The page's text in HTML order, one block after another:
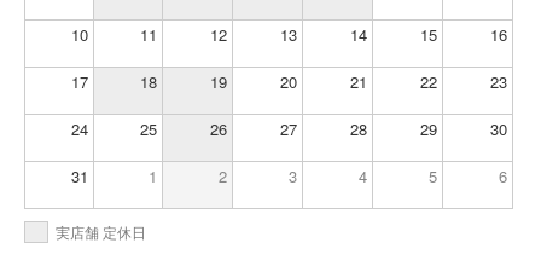
10 11 12 13 14 15 16
17 18 19 20 21 22 23
24 25 26 27 28 29 30
31 1 2 3 4 5 6
実店舗 定休日